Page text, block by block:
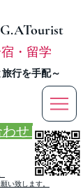
G.ATourist
・留学
行を手配～
わせ
い致します。